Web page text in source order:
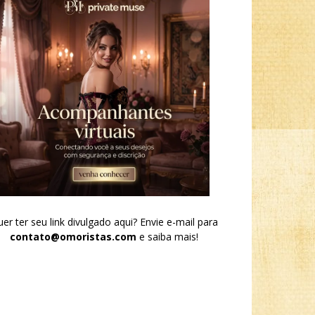
ter seu link divulgado aqui? Envie e-mail para
contato@omoristas.com e saiba mais!